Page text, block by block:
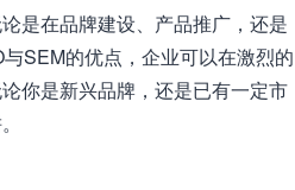
是在品牌建设、产品推广，还是
SEM的优点，企业可以在激烈的
你是新兴品牌，还是已有一定市